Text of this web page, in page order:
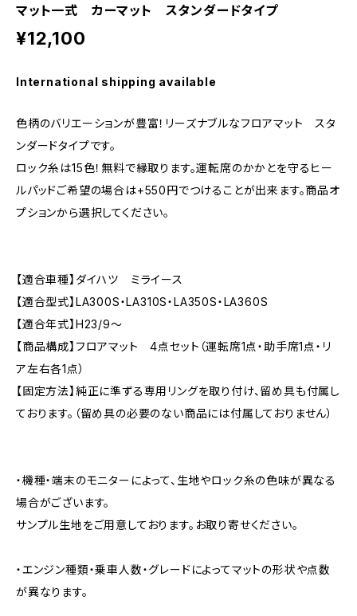
マット一式 カーマット スタンダードタイプ
¥12,100
International shipping available
色柄のバリエーションが豊富！リーズナブルなフロアマット スタ
ンダードタイプです。
ロック糸は15色！無料で縁取ります。運転席のかかとを守るヒー
ルパッドご希望の場合は+550円でつけることが出来ます。商品オ
プションから選択してください。
【適合車種】ダイハツ ミライース
【適合型式】LA300S・LA310S・LA350S・LA360S
【適合年式】H23/9〜
【商品構成】フロアマット 4点セット（運転席1点・助手席1点・リ
ア左右各1点）
【固定方法】純正に準ずる専用リングを取り付け、留め具も付属し
ております。（留め具の必要のない商品には付属しておりません）
・機種・端末のモニターによって、生地やロック糸の色味が異なる
場合がございます。
サンプル生地をご用意しております。お取り寄せください。
・エンジン種類・乗車人数・グレードによってマットの形状や点数
が異なります。